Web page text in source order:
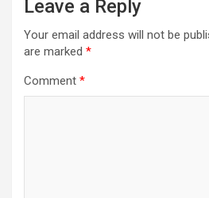
Leave a Reply
Your email address will not be
are marked *
Comment *